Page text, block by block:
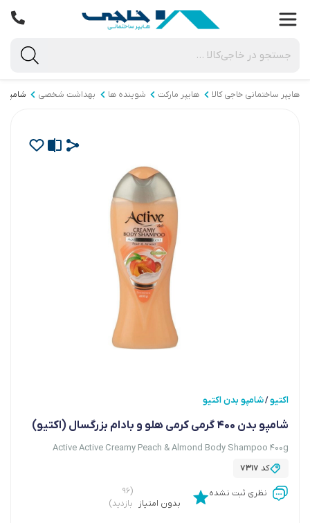
هایپر ساختمانی خاجی‌ کالا هایپر مارکت شوینده ها بهداشت شخصی شامپو
اکتیو/شامپو بدن اکتیو
شامپو بدن 400 گرمی کرمی هلو و بادام بزرگسال (اکتیو)
Active Active Creamy Peach & Almond Body Shampoo 400g
کد 7317
نظری ثبت نشده
بدون امتیاز
(۹۶
بازدید)